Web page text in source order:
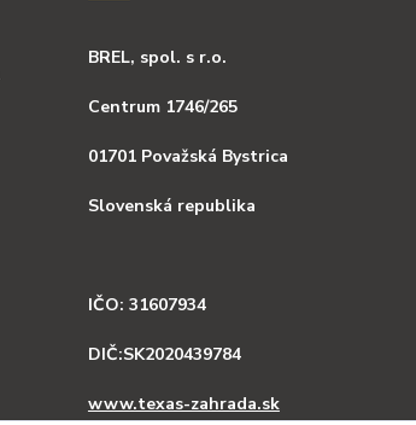
BREL, spol. s r.o.
Centrum 1746/265
01701 Považská Bystrica
Slovenská republika
IČO: 31607934
DIČ:SK2020439784
www.texas-zahrada.sk